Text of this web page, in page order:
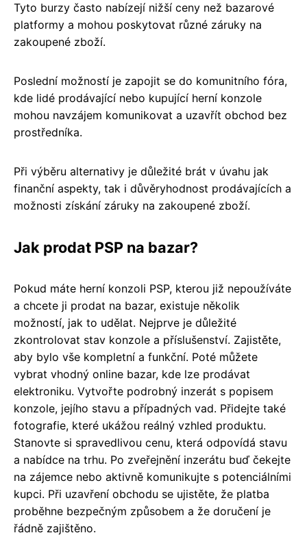
Tyto burzy často nabízejí nižší ceny než bazarové
platformy a mohou poskytovat různé záruky na
zakoupené zboží.
Poslední možností je zapojit se do komunitního fóra,
kde lidé prodávající nebo kupující herní konzole
mohou navzájem komunikovat a uzavřít obchod bez
prostředníka.
Při výběru alternativy je důležité brát v úvahu jak
finanční aspekty, tak i důvěryhodnost prodávajících a
možnosti získání záruky na zakoupené zboží.
Jak prodat PSP na bazar?
Pokud máte herní konzoli PSP, kterou již nepoužíváte
a chcete ji prodat na bazar, existuje několik
možností, jak to udělat. Nejprve je důležité
zkontrolovat stav konzole a příslušenství. Zajistěte,
aby bylo vše kompletní a funkční. Poté můžete
vybrat vhodný online bazar, kde lze prodávat
elektroniku. Vytvořte podrobný inzerát s popisem
konzole, jejího stavu a případných vad. Přidejte také
fotografie, které ukážou reálný vzhled produktu.
Stanovte si spravedlivou cenu, která odpovídá stavu
a nabídce na trhu. Po zveřejnění inzerátu buď čekejte
na zájemce nebo aktivně komunikujte s potenciálními
kupci. Při uzavření obchodu se ujistěte, že platba
proběhne bezpečným způsobem a že doručení je
řádně zajištěno.